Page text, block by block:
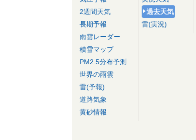
2週間天気
長期予報
雨雲レーダー
積雪マップ
PM2.5分布予測
世界の雨雲
雷(予報)
道路気象
黄砂情報
過去天気
雷(実況)